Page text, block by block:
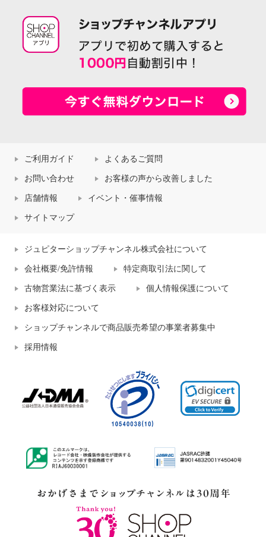
ご利用ガイド よくあるご質問
お問い合わせ お客様の声から改善しました
店舗情報 イベント・催事情報
サイトマップ
ジュピターショップチャンネル株式会社について
会社概要/免許情報 特定商取引法に関して
古物営業法に基づく表示 個人情報保護について
お客様対応について
ショップチャンネルで商品販売希望の事業者募集中
採用情報